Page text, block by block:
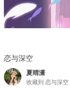
恋与深空
夏晴潇
收藏到 恋与深空